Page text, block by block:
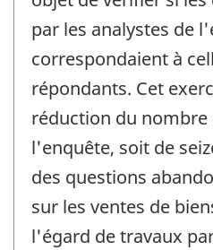
par les analystes de
correspondaient à
répondants. Cet
réduction du nombre
l'enquête, soit de
des questions
sur les ventes de
l'égard de travaux